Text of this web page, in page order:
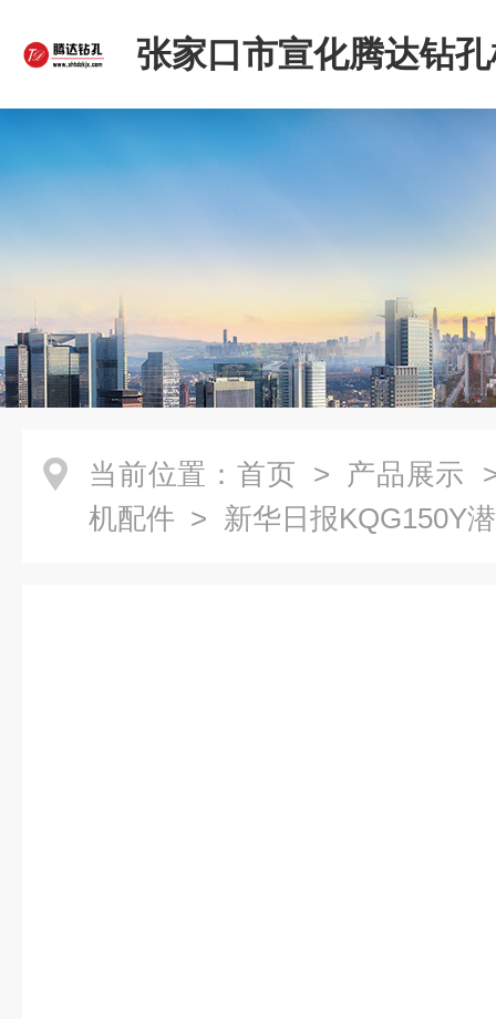
张家口市宣化腾达钻
限公司
当前位置： 首页 > 产品展示
机配件 > 新华日报KQG150Y